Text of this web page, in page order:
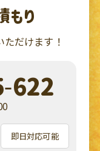
もり
だけます！
622
即日対応可能